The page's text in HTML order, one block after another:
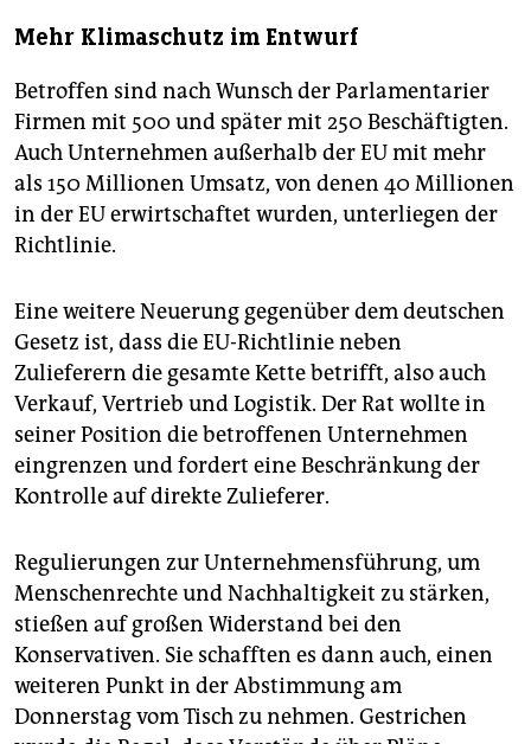
Mehr Klimaschutz im Entwurf
Betroffen sind nach Wunsch der Parlamentarier
Firmen mit 500 und später mit 250 Beschäftigten.
Auch Unternehmen außerhalb der EU mit mehr
als 150 Millionen Umsatz, von denen 40 Millionen
in der EU erwirtschaftet wurden, unterliegen der
Richtlinie.
Eine weitere Neuerung gegenüber dem deutschen
Gesetz ist, dass die EU-Richtlinie neben
Zulieferern die gesamte Kette betrifft, also auch
Verkauf, Vertrieb und Logistik. Der Rat wollte in
seiner Position die betroffenen Unternehmen
eingrenzen und fordert eine Beschränkung der
Kontrolle auf direkte Zulieferer.
Regulierungen zur Unternehmensführung, um
Menschenrechte und Nachhaltigkeit zu stärken,
stießen auf großen Widerstand bei den
Konservativen. Sie schafften es dann auch, einen
weiteren Punkt in der Abstimmung am
Donnerstag vom Tisch zu nehmen. Gestrichen